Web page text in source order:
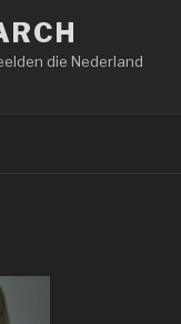
die Nederland